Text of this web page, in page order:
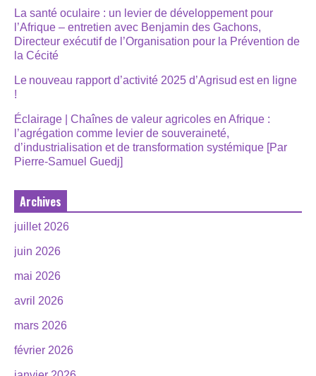
La santé oculaire : un levier de développement pour
l’Afrique – entretien avec Benjamin des Gachons,
Directeur exécutif de l’Organisation pour la Prévention de
la Cécité
Le nouveau rapport d’activité 2025 d’Agrisud est en ligne
!
Éclairage | Chaînes de valeur agricoles en Afrique :
l’agrégation comme levier de souveraineté,
d’industrialisation et de transformation systémique [Par
Pierre-Samuel Guedj]
Archives
juillet 2026
juin 2026
mai 2026
avril 2026
mars 2026
février 2026